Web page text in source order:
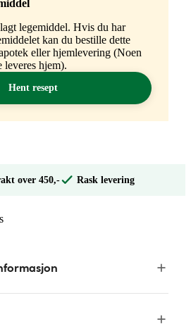
legemiddel. Hvis du har
kan du bestille dette
eller hjemlevering (Noen
leveres hjem).
Hent resept
over 450,- Rask levering